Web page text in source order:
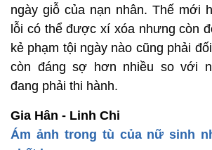
ngày giỗ của nạn nhân. Thế mới
lỗi có thể được xí xóa nhưng còn
kẻ phạm tội ngày nào cũng phải
còn đáng sợ hơn nhiều so với
đang phải thi hành.
Gia Hân - Linh Chi
Ám ảnh trong tù của nữ sinh